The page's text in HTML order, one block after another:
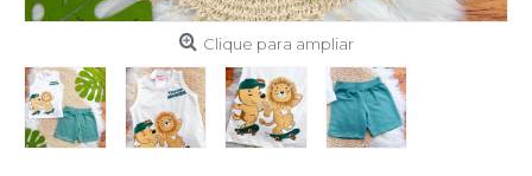
Clique para ampliar